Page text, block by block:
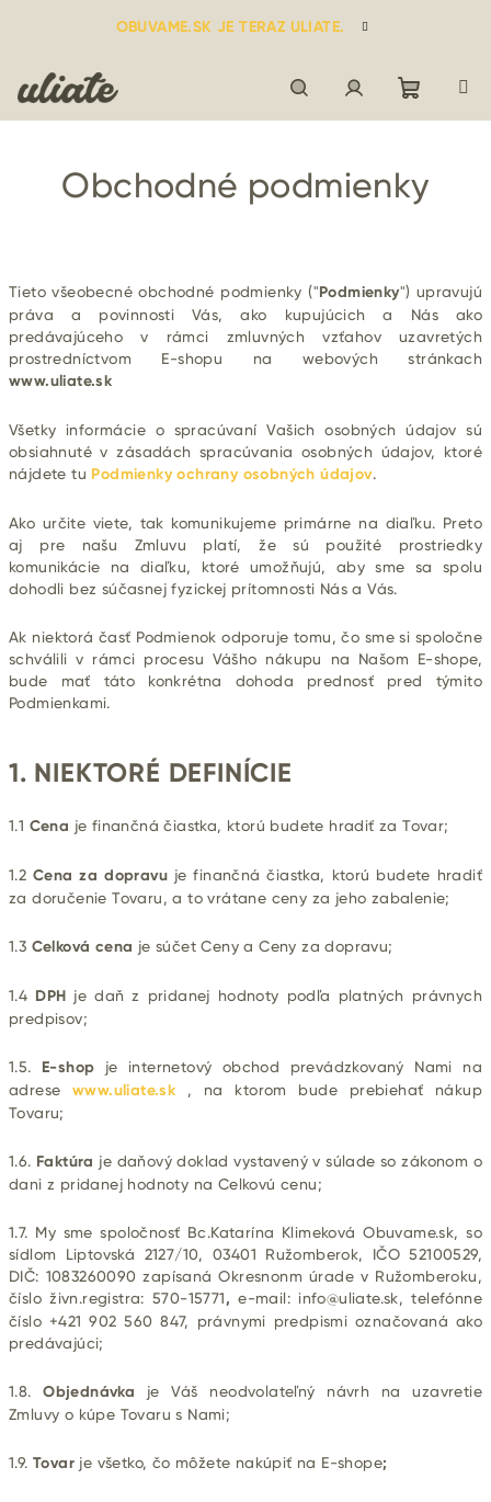
OBUVAME.SK JE TERAZ ULIATE.
HľadaťPrihlásenie
košík
Obchodné podmienky
Tieto všeobecné obchodné podmienky ("Podmienky") upravujú
práva a povinnosti Vás, ako kupujúcich a Nás ako
predávajúceho v rámci zmluvných vzťahov uzavretých
prostredníctvom E-shopu na webových stránkach
www.uliate.sk
Všetky informácie o spracúvaní Vašich osobných údajov sú
obsiahnuté v zásadách spracúvania osobných údajov, ktoré
nájdete tu Podmienky ochrany osobných údajov.
Ako určite viete, tak komunikujeme primárne na diaľku. Preto
aj pre našu Zmluvu platí, že sú použité prostriedky
komunikácie na diaľku, ktoré umožňujú, aby sme sa spolu
dohodli bez súčasnej fyzickej prítomnosti Nás a Vás.
Ak niektorá časť Podmienok odporuje tomu, čo sme si spoločne
schválili v rámci procesu Vášho nákupu na Našom E-shope,
bude mať táto konkrétna dohoda prednosť pred týmito
Podmienkami.
1. NIEKTORÉ DEFINÍCIE
1.1 Cena je finančná čiastka, ktorú budete hradiť za Tovar;
1.2 Cena za dopravuje finančná čiastka, ktorú budete hradiť
za doručenie Tovaru, a to vrátane ceny za jeho zabalenie;
1.3 Celková cena je súčet Ceny a Ceny za dopravu;
1.4 DPH je daň z pridanej hodnoty podľa platných právnych
predpisov;
1.5. E-shop je internetový obchod prevádzkovaný Nami na
adresewww.uliate.sk
, na ktorom bude prebiehať nákup
Tovaru;
1.6. Faktúra je daňový doklad vystavený v súlade so zákonom o
dani z pridanej hodnoty na Celkovú cenu;
1.7. My sme spoločnosť Bc.Katarína Klimeková Obuvame.sk, so
sídlom Liptovská 2127/10, 03401 Ružomberok, IČO 52100529,
DIČ: 1083260090 zapísaná Okresnonm úrade v Ružomberoku,
číslo živn.registra: 570-15771, e-mail: info@uliate.sk, telefónne
číslo +421 902 560 847, právnymi predpismi označovaná ako
predávajúci;
1.8. Objednávka je Váš neodvolateľný návrh na uzavretie
Zmluvy o kúpe Tovaru s Nami;
1.9. Tovar je všetko, čo môžete nakúpiť na E-shope;